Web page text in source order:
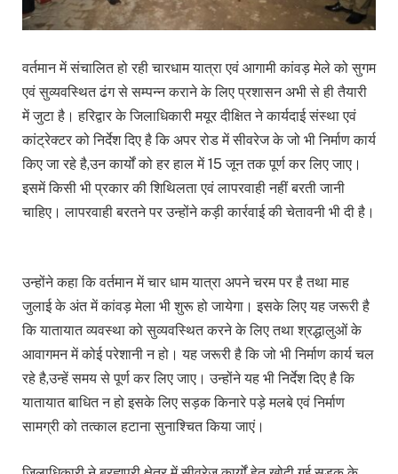
वर्तमान में संचालित हो रही चारधाम यात्रा एवं आगामी कांवड़ मेले को सुगम
एवं सुव्यवस्थित ढंग से सम्पन्न कराने के लिए प्रशासन अभी से ही तैयारी
में जुटा है। हरिद्वार के जिलाधिकारी मयूर दीक्षित ने कार्यदाई संस्था एवं
कांट्रेक्टर को निर्देश दिए है कि अपर रोड में सीवरेज के जो भी निर्माण कार्य
किए जा रहे है,उन कार्यों को हर हाल में 15 जून तक पूर्ण कर लिए जाए।
इसमें किसी भी प्रकार की शिथिलता एवं लापरवाही नहीं बरती जानी
चाहिए। लापरवाही बरतने पर उन्होंने कड़ी कार्रवाई की चेतावनी भी दी है।
उन्होंने कहा कि वर्तमान में चार धाम यात्रा अपने चरम पर है तथा माह
जुलाई के अंत में कांवड़ मेला भी शुरू हो जायेगा। इसके लिए यह जरूरी है
कि यातायात व्यवस्था को सुव्यवस्थित करने के लिए तथा श्रद्धालुओं के
आवागमन में कोई परेशानी न हो। यह जरूरी है कि जो भी निर्माण कार्य चल
रहे है,उन्हें समय से पूर्ण कर लिए जाए। उन्होंने यह भी निर्देश दिए है कि
यातायात बाधित न हो इसके लिए सड़क किनारे पड़े मलबे एवं निर्माण
सामग्री को तत्काल हटाना सुनाश्चित किया जाएं।